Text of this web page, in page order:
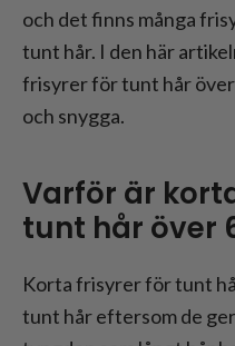
och det finns många
tunt hår. I den här
frisyrer för tunt hår
och snygga.
Varför är
tunt hår över
Korta frisyrer för tunt
tunt hår eftersom de